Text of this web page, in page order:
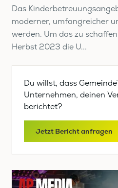
Das
moderner, umfangreicher
werden. Um das zu
Herbst 2023 die U...
Du willst, dass
Unternehmen, deinen
berichtet?
Jetzt Bericht anfragen